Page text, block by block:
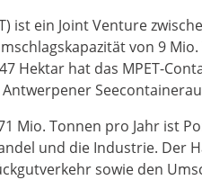
ist ein Joint Venture
von 9
Hektar hat das MPET-
Mio. Tonnen pro Jahr ist
und die Industrie. Der
sowie den